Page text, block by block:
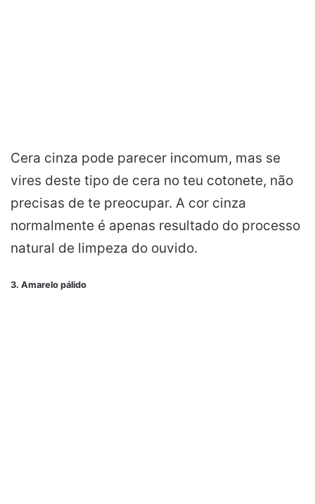
Cera cinza pode parecer incomum, mas se
vires deste tipo de cera no teu cotonete, não
precisas de te preocupar. A cor cinza
normalmente é apenas resultado do processo
natural de limpeza do ouvido.
3. Amarelo pálido